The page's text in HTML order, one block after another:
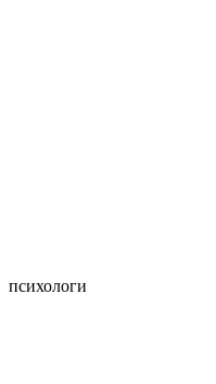
психологи